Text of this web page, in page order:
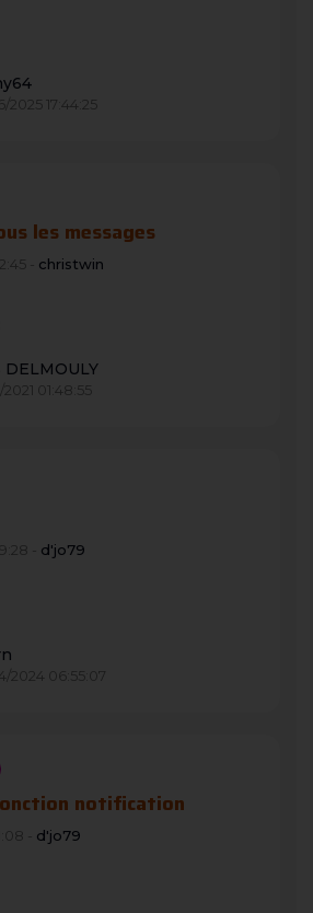
2025 17:44:25
les messages
- christwin
DELMOULY
2021 01:48:55
- d'jo79
2024 06:55:07
notification
- d'jo79